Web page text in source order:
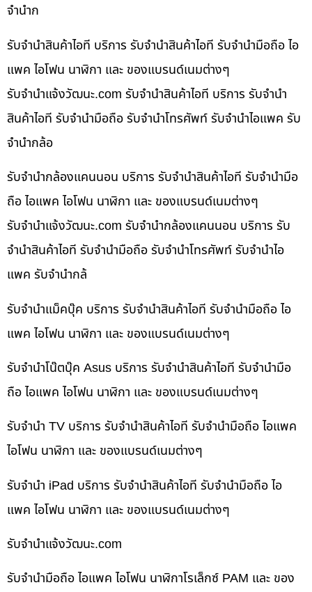
จำนำก
รับจำนำสินค้าไอที บริการ รับจำนำสินค้าไอที รับจำนำมือถือ ไอ
แพค ไอโฟน นาฬิกา และ ของแบรนด์เนมต่างๆ
รับจํานําแจ้งวัฒนะ.com รับจำนำสินค้าไอที บริการ รับจำนำ
สินค้าไอที รับจำนำมือถือ รับจำนำโทรศัพท์ รับจำนำไอแพค รับ
จำนำกล้อ
รับจำนำกล้องแคนนอน บริการ รับจำนำสินค้าไอที รับจำนำมือ
ถือ ไอแพค ไอโฟน นาฬิกา และ ของแบรนด์เนมต่างๆ
รับจํานําแจ้งวัฒนะ.com รับจำนำกล้องแคนนอน บริการ รับ
จำนำสินค้าไอที รับจำนำมือถือ รับจำนำโทรศัพท์ รับจำนำไอ
แพค รับจำนำกล้
รับจำนำแม็คบุ๊ค บริการ รับจำนำสินค้าไอที รับจำนำมือถือ ไอ
แพค ไอโฟน นาฬิกา และ ของแบรนด์เนมต่างๆ
รับจำนำโน๊ตบุ๊ค Asus บริการ รับจำนำสินค้าไอที รับจำนำมือ
ถือ ไอแพค ไอโฟน นาฬิกา และ ของแบรนด์เนมต่างๆ
รับจำนำ TV บริการ รับจำนำสินค้าไอที รับจำนำมือถือ ไอแพค
ไอโฟน นาฬิกา และ ของแบรนด์เนมต่างๆ
รับจำนำ iPad บริการ รับจำนำสินค้าไอที รับจำนำมือถือ ไอ
แพค ไอโฟน นาฬิกา และ ของแบรนด์เนมต่างๆ
รับจํานําแจ้งวัฒนะ.com
รับจำนำมือถือ ไอแพค ไอโฟน นาฬิกาโรเล็กซ์ PAM และ ของ